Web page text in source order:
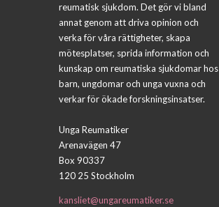
reumatisk sjukdom. Det gör vi bland
annat genom att driva opinion och
verka för våra rättigheter, skapa
mötesplatser, sprida information och
kunskap om reumatiska sjukdomar hos
barn, ungdomar och unga vuxna och
verkar för ökade forskningsinsatser.
Unga Reumatiker
Arenavägen 47
Box 90337
120 25 Stockholm
kansliet@ungareumatiker.se